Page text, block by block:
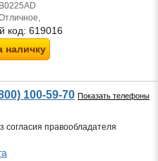
код: 619016
наличку
100-59-70 Показать телефоны
согласия правообладателя